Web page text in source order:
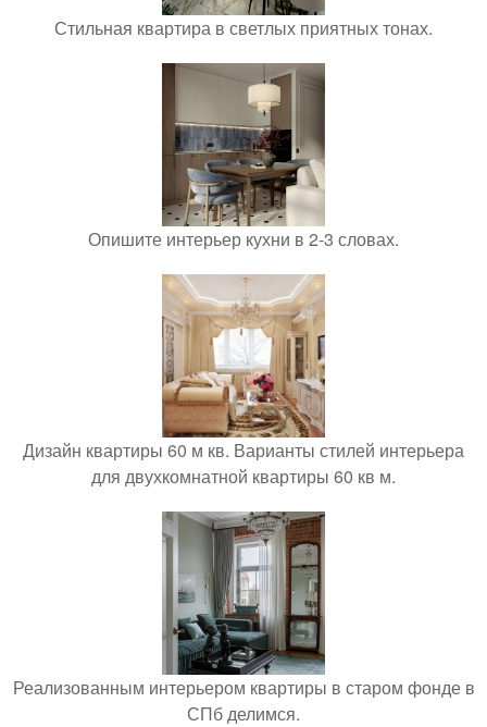
Стильная квартира в светлых приятных тонах.
Опишите интерьер кухни в 2-3 словах.
Дизайн квартиры 60 м кв. Варианты стилей интерьера
для двухкомнатной квартиры 60 кв м.
Реализованным интерьером квартиры в старом фонде в
СПб делимся.